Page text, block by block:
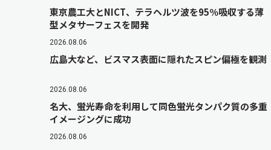
東京農工大とNICT、テラヘルツ波を95％吸収する薄
型メタサーフェスを開発
2026.08.06
広島大など、ビスマス表面に隠れたスピン偏極を観測
2026.08.06
名大、蛍光寿命を利用して同色蛍光タンパク質の多重
イメージングに成功
2026.08.06